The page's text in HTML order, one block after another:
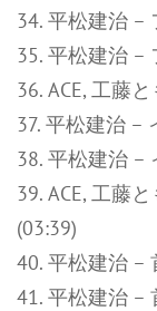
34. 平松建治 –
35. 平松建治 –
36. ACE, 工藤
37. 平松建治 –
38. 平松建治 –
39. ACE, 工藤
(03:39)
40. 平松建治 –
41. 平松建治 –